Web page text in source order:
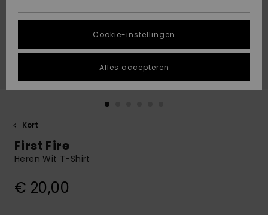
Highlights
Highlights
gesprek om het
snelste
vraag te
krijgen.
Gesprek
DUURZAAMHEID
STORE LOCATOR
VERLANGLIJST
Kort
First Fire
Heren Wit T-Shirt
€ 20,00
Cookie-instellingen
Alles accepteren